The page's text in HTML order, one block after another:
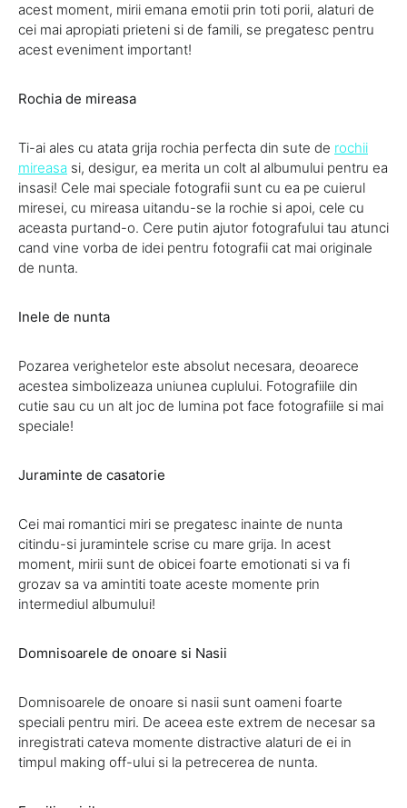
acest moment, mirii emana emotii prin toti porii, alaturi de
cei mai apropiati prieteni si de famili, se pregatesc pentru
acest eveniment important!
Rochia de mireasa
Ti-ai ales cu atata grija rochia perfecta din sute de rochii
mireasa si, desigur, ea merita un colt al albumului pentru ea
insasi! Cele mai speciale fotografii sunt cu ea pe cuierul
miresei, cu mireasa uitandu-se la rochie si apoi, cele cu
aceasta purtand-o. Cere putin ajutor fotografului tau atunci
cand vine vorba de idei pentru fotografii cat mai originale
de nunta.
Inele de nunta
Pozarea verighetelor este absolut necesara, deoarece
acestea simbolizeaza uniunea cuplului. Fotografiile din
cutie sau cu un alt joc de lumina pot face fotografiile si mai
speciale!
Juraminte de casatorie
Cei mai romantici miri se pregatesc inainte de nunta
citindu-si juramintele scrise cu mare grija. In acest
moment, mirii sunt de obicei foarte emotionati si va fi
grozav sa va amintiti toate aceste momente prin
intermediul albumului!
Domnisoarele de onoare si Nasii
Domnisoarele de onoare si nasii sunt oameni foarte
speciali pentru miri. De aceea este extrem de necesar sa
inregistrati cateva momente distractive alaturi de ei in
timpul making off-ului si la petrecerea de nunta.